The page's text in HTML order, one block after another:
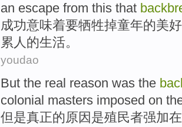
an escape from this that
成功意味着要牺牲掉童年的美
累人的生活。
youdao
But the real reason was the
colonial masters imposed on
但是真正的原因 是殖民者强加在